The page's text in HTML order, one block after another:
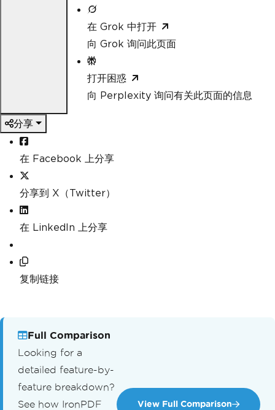
在 Grok 中打开
向 Grok 询问此页面
打开困惑
向 Perplexity 询问有关此页面的信息
分享
在 Facebook 上分享
分享到 X（Twitter）
在 LinkedIn 上分享
复制链接
Full Comparison
Looking for a
detailed feature-by-
feature breakdown?
See how IronPDF
View Full Comparison